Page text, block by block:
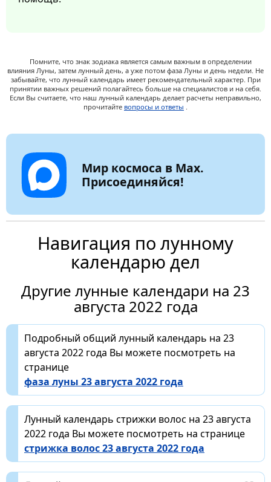
Помните, что знак зодиака является самым важным в определении
влияния Луны, затем лунный день, а уже потом фаза Луны и день недели. Не
забывайте, что лунный календарь имеет рекомендательный характер. При
принятии важных решений полагайтесь больше на специалистов и на себя.
Если Вы считаете, что наш лунный календарь делает расчеты неправильно,
прочитайте вопросы и ответы .
Мир космоса в Max.
Присоединяйся!
Навигация по лунному
календарю дел
Другие лунные календари на 23
августа 2022 года
Подробный общий лунный календарь на 23
августа 2022 года Вы можете посмотреть на
странице
фаза луны 23 августа 2022 года
Лунный календарь стрижки волос на 23 августа
2022 года Вы можете посмотреть на странице
стрижка волос 23 августа 2022 года